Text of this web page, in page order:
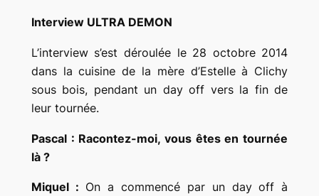
Interview ULTRA DEMON
L’interview s’est déroulée le 28 octobre 2014
dans la cuisine de la mère d’Estelle à Clichy
sous bois, pendant un day off vers la fin de
leur tournée.
Pascal : Racontez-moi, vous êtes en tournée
là ?
Miquel : On a commencé par un day off à